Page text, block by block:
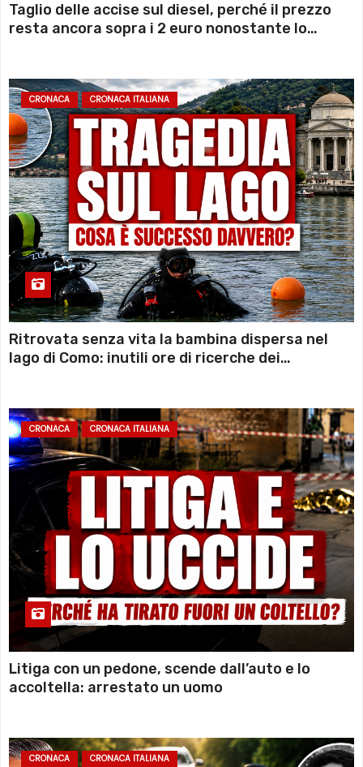
Taglio delle accise sul diesel, perché il prezzo
resta ancora sopra i 2 euro nonostante lo
CRONACA CRONACA ITALIANA
Ritrovata senza vita la bambina dispersa nel
lago di Como: inutili ore di ricerche dei
CRONACA CRONACA ITALIANA
Litiga con un pedone, scende dall’auto e lo
accoltella: arrestato un uomo
CRONACA CRONACA ITALIANA